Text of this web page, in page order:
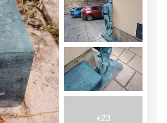
+23